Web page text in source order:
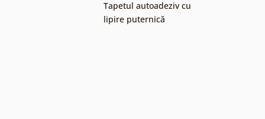
Tapetul autoadeziv cu
lipire puternică